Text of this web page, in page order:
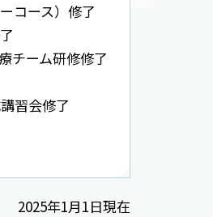
コース）修了
チーム研修修了
習会修了
2025年1月1日現在